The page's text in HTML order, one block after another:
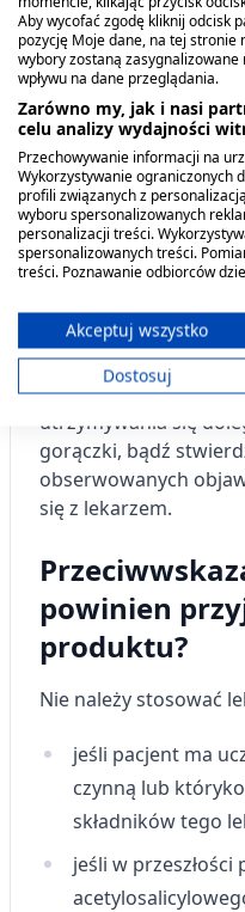
Sposób podawania:
Każdą dawkę należy
szklanką wody – lek
niezależnie od
spowalniać
Osoby w podeszłym
podatność na
u tych osób należy
mniejszych dawek.
Leku Aleve nie wolno
przypadku bólu lub
gorączki, chyba że
utrzymywania się
gorączki, bądź
obserwowanych
się z lekarzem.
powinien
produktu?
Nie należy stosować
jeśli pacjent ma
czynną lub
składników tego
jeśli w
Aby wycofać zgodę kliknij odcisk
pozycję Moje dane, na tej stronie
wybory zostaną
wpływu na dane przeglądania.
Zarówno my, jak i nasi
celu analizy wydajności
Przechowywanie informacji na
Wykorzystywanie ograniczonych
profili związanych z
wyboru spersonalizowanych
personalizacji treści.
spersonalizowanych treści.
treści. Poznawanie odbiorców
ograniczonych danych do wyboru
Dane mogą być udostępniane
Twoja zgoda i polityka cookie
Wyświetl listę partnerów
Cele przetwarzania IAB:
Przechowywanie
lub dostęp do nich
Wykorzystywanie
wyboru reklam
Tworzenie profili w celu
spersonalizowanych
Wykorzystanie profili do
spersonalizowanych
Tworzenie profili w celu
Wykorzystywanie profili
spersonalizowanych
Pomiar efektywności
Akceptuj wszystko
Dostosuj